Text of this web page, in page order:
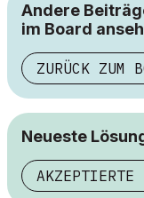
Andere
im Board
ZURÜCK ZUM
Neueste
AKZEPTIERTE